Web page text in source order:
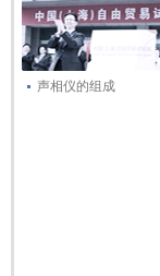
声相仪的组成